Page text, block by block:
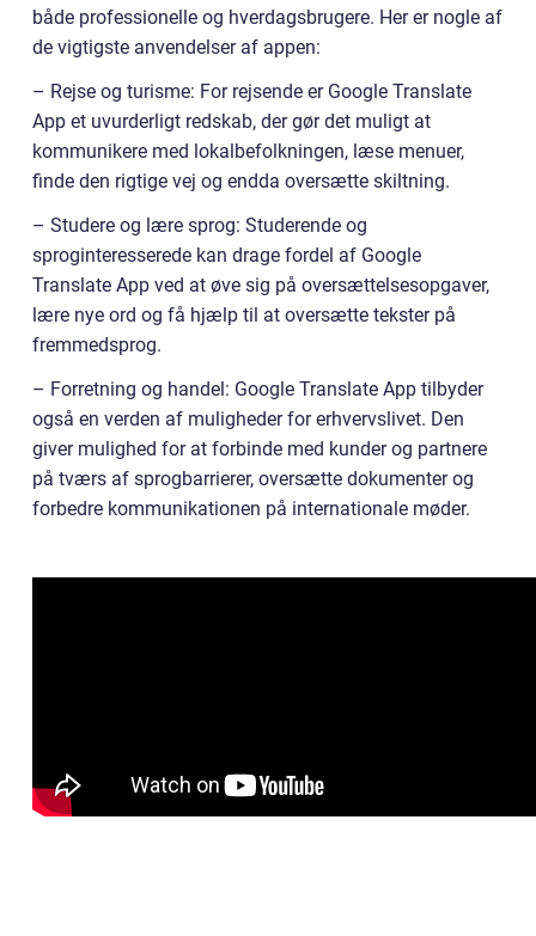
både professionelle og hverdagsbrugere. Her er nogle af
de vigtigste anvendelser af appen:
– Rejse og turisme: For rejsende er Google Translate
App et uvurderligt redskab, der gør det muligt at
kommunikere med lokalbefolkningen, læse menuer,
finde den rigtige vej og endda oversætte skiltning.
– Studere og lære sprog: Studerende og
sproginteresserede kan drage fordel af Google
Translate App ved at øve sig på oversættelsesopgaver,
lære nye ord og få hjælp til at oversætte tekster på
fremmedsprog.
– Forretning og handel: Google Translate App tilbyder
også en verden af muligheder for erhvervslivet. Den
giver mulighed for at forbinde med kunder og partnere
på tværs af sprogbarrierer, oversætte dokumenter og
forbedre kommunikationen på internationale møder.